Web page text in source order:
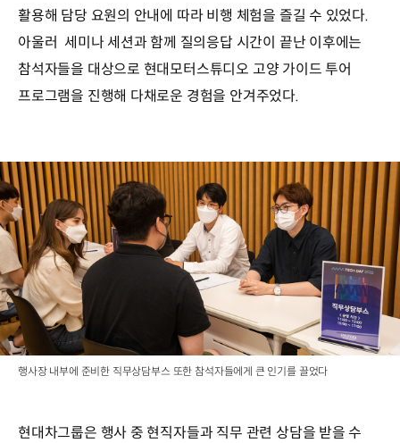
활용해 담당 요원의 안내에 따라 비행 체험을 즐길 수 있었다.
아울러 세미나 세션과 함께 질의응답 시간이 끝난 이후에는
참석자들을 대상으로 현대모터스튜디오 고양 가이드 투어
프로그램을 진행해 다채로운 경험을 안겨주었다.
행사장 내부에 준비한 직무상담부스 또한 참석자들에게 큰 인기를 끌었다
현대차그룹은 행사 중 현직자들과 직무 관련 상담을 받을 수